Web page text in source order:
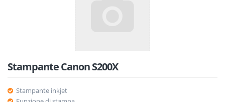
Stampante Canon S200X
Stampante inkjet